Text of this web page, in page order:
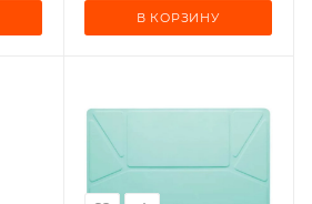
В КОРЗИНУ